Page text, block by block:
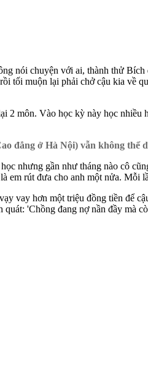
nói chuyện với ai, thành thử
tối muộn lại phải chở cậu kia về
2 môn. Vào học kỳ này học
đẳng ở Hà Nội) vẫn không thể
nhưng gần như tháng nào cô
em rút đưa cho anh một nửa. Mỗi
vay hơn một triệu đồng tiền để
quát: 'Chồng đang nợ nần đầy